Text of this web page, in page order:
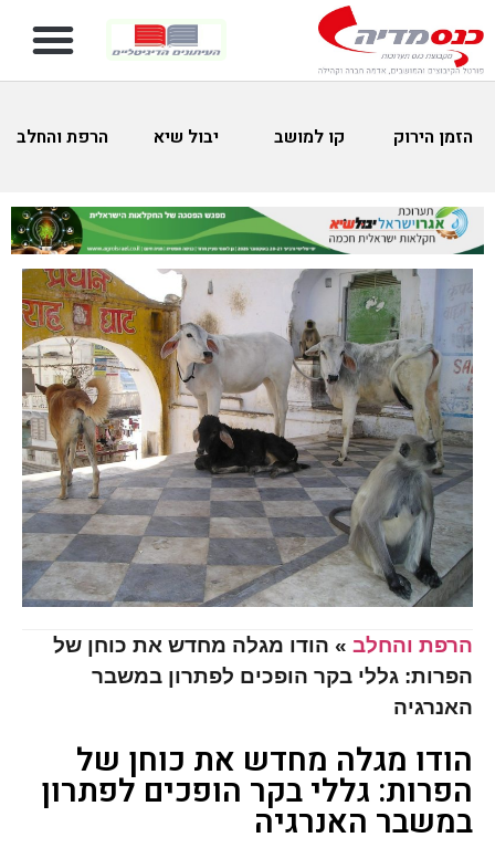
הזמן הירוק קו למושב יבול שיא הרפת והחלב
הרפת והחלב » הודו מגלה מחדש את כוחן של
הפרות: גללי בקר הופכים לפתרון במשבר
האנרגיה
הודו מגלה מחדש את כוחן של
הפרות: גללי בקר הופכים לפתרון
במשבר האנרגיה